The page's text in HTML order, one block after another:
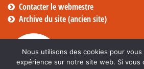
Contacter le webmestre
Archive du site (ancien site)
Nous utilisons des cookies pour vous
expérience sur notre site web. Si vous